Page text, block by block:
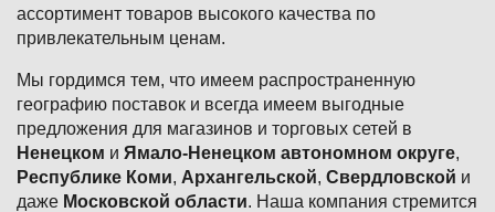
ассортимент товаров высокого качества по
привлекательным ценам.
Мы гордимся тем, что имеем распространенную
географию поставок и всегда имеем выгодные
предложения для магазинов и торговых сетей в
Ненецком и Ямало-Ненецком автономном округе,
Республике Коми, Архангельской, Свердловской и
даже Московской области. Наша компания стремится